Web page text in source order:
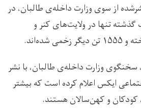
از سوی وزارت داخله‌ی طالبان، در
تنها در ولایت‌های کنر و
سخنگوی وزارت داخله‌ی طالبان، با نشر
ایکس اعلام کرده است که بیشتر
کودکان و کهن‌سالان هستند.